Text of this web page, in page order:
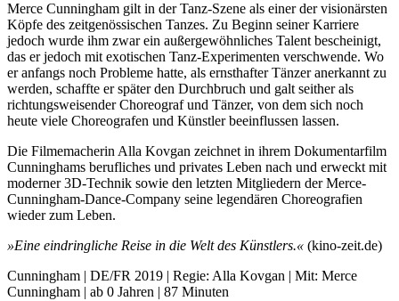
Merce Cunningham gilt in der Tanz-Szene als einer der visionärsten
Köpfe des zeitgenössischen Tanzes. Zu Beginn seiner Karriere
jedoch wurde ihm zwar ein außergewöhnliches Talent bescheinigt,
das er jedoch mit exotischen Tanz-Experimenten verschwende. Wo
er anfangs noch Probleme hatte, als ernsthafter Tänzer anerkannt zu
werden, schaffte er später den Durchbruch und galt seither als
richtungsweisender Choreograf und Tänzer, von dem sich noch
heute viele Choreografen und Künstler beeinflussen lassen.
Die Filmemacherin Alla Kovgan zeichnet in ihrem Dokumentarfilm
Cunninghams berufliches und privates Leben nach und erweckt mit
moderner 3D-Technik sowie den letzten Mitgliedern der Merce-
Cunningham-Dance-Company seine legendären Choreografien
wieder zum Leben.
»Eine eindringliche Reise in die Welt des Künstlers.« (kino-zeit.de)
Cunningham | DE/FR 2019 | Regie: Alla Kovgan | Mit: Merce
Cunningham | ab 0 Jahren | 87 Minuten